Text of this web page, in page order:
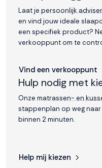
Laat je persoonlijk
en vind jouw ideale
een specifiek product?
verkooppunt om te
Vind een verkooppunt
Hulp nodig met
Onze matrassen- en
stappenplan op weg
binnen 2 minuten.
Help mij kiezen